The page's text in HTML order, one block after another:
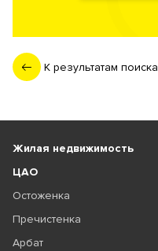
К результатам поиска
Жилая недвижимость
ЦАО
Остоженка
Пречистенка
Арбат